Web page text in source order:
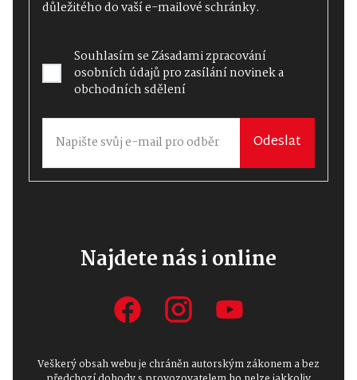
důležitého do vaší e-mailové schránky.
Souhlasím seZásadami zpracování
osobních údajůpro zasílání novinek a
obchodních sdělení
Odeslat
Najdete nás i online
Veškerý obsah webu je chráněn autorským zákonem a bez